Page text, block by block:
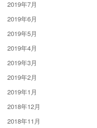
2019年7月
2019年6月
2019年5月
2019年4月
2019年3月
2019年2月
2019年1月
2018年12月
2018年11月